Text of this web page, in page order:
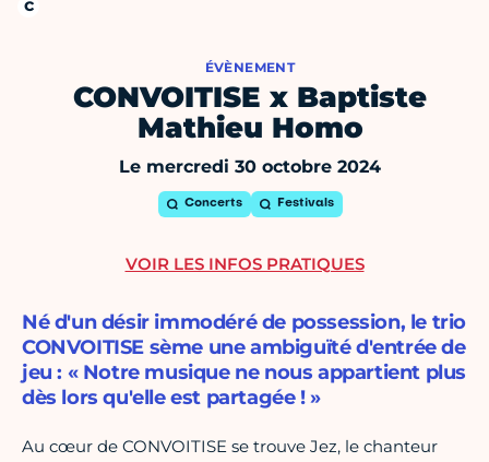
ÉVÈNEMENT
CONVOITISE x Baptiste
Mathieu Homo
Le mercredi 30 octobre 2024
Concerts Festivals
Né d'un désir immodéré de possession, le trio
CONVOITISE sème une ambiguïté d'entrée de
jeu : « Notre musique ne nous appartient plus
dès lors qu'elle est partagée ! »
Au cœur de CONVOITISE se trouve Jez, le chanteur
VOIR LES INFOS PRATIQUES